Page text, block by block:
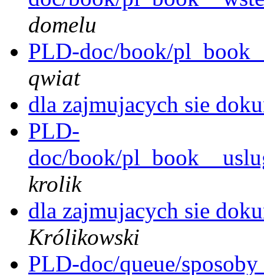
domelu
PLD-doc/book/
qwiat
dla zajmujacych sie
PLD-
doc/book/
krolik
dla zajmujacych sie
Królikowski
PLD-doc/queue/